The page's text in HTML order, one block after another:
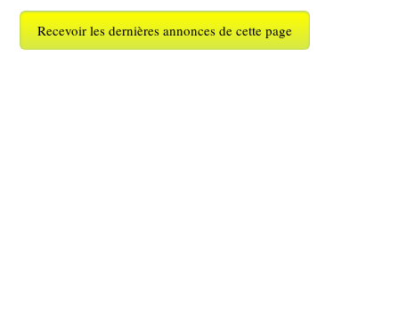
Recevoir les dernières annonces de cette page